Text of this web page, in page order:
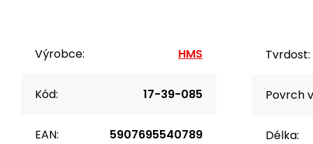
Výrobce: HMS
Kód: 17-39-085
EAN: 5907695540789
Tvrdost:
Povrch
Délka: